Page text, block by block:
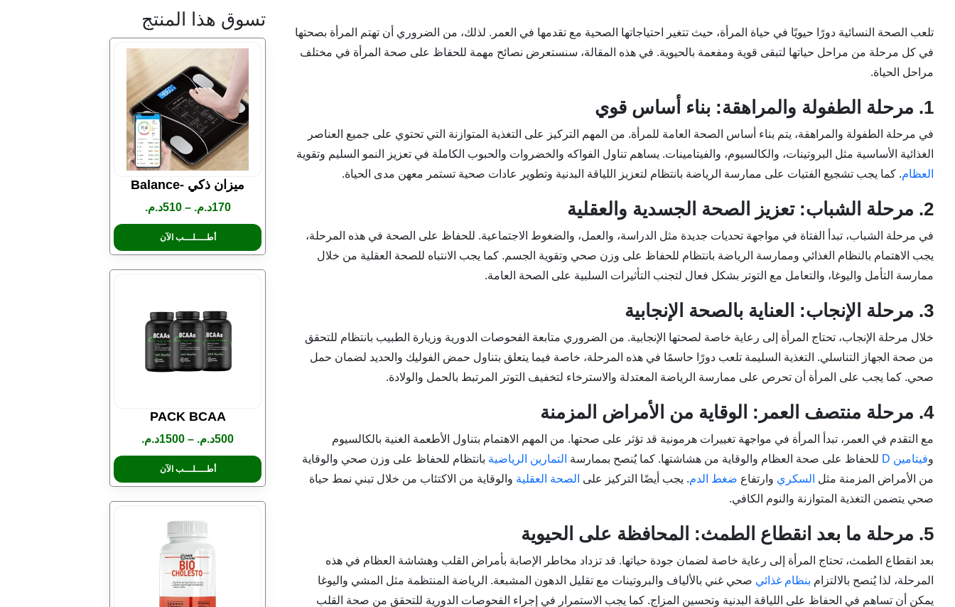
تلعب الصحة النسائية دورًا حيويًا في حياة المرأة، حيث تتغير احتياجاتها الصحية مع تقدمها في العمر. لذلك، من الضروري أن تهتم المرأة بصحتها
في كل مرحلة من مراحل حياتها لتبقى قوية ومفعمة بالحيوية. في هذه المقالة، سنستعرض نصائح مهمة للحفاظ على صحة المرأة في مختلف
مراحل الحياة.
1. مرحلة الطفولة والمراهقة: بناء أساس قوي
في مرحلة الطفولة والمراهقة، يتم بناء أساس الصحة العامة للمرأة. من المهم التركيز على التغذية المتوازنة التي تحتوي على جميع العناصر
الغذائية الأساسية مثل البروتينات، والكالسيوم، والفيتامينات. يساهم تناول الفواكه والخضروات والحبوب الكاملة في تعزيز النمو السليم وتقوية
العظام. كما يجب تشجيع الفتيات على ممارسة الرياضة بانتظام لتعزيز اللياقة البدنية وتطوير عادات صحية تستمر معهن مدى الحياة.
2. مرحلة الشباب: تعزيز الصحة الجسدية والعقلية
في مرحلة الشباب، تبدأ الفتاة في مواجهة تحديات جديدة مثل الدراسة، والعمل، والضغوط الاجتماعية. للحفاظ على الصحة في هذه المرحلة،
يجب الاهتمام بالنظام الغذائي وممارسة الرياضة بانتظام للحفاظ على وزن صحي وتقوية الجسم. كما يجب الانتباه للصحة العقلية من خلال
ممارسة التأمل واليوغا، والتعامل مع التوتر بشكل فعال لتجنب التأثيرات السلبية على الصحة العامة.
3. مرحلة الإنجاب: العناية بالصحة الإنجابية
خلال مرحلة الإنجاب، تحتاج المرأة إلى رعاية خاصة لصحتها الإنجابية. من الضروري متابعة الفحوصات الدورية وزيارة الطبيب بانتظام للتحقق
من صحة الجهاز التناسلي. التغذية السليمة تلعب دورًا حاسمًا في هذه المرحلة، خاصة فيما يتعلق بتناول حمض الفوليك والحديد لضمان حمل
صحي. كما يجب على المرأة أن تحرص على ممارسة الرياضة المعتدلة والاسترخاء لتخفيف التوتر المرتبط بالحمل والولادة.
4. مرحلة منتصف العمر: الوقاية من الأمراض المزمنة
مع التقدم في العمر، تبدأ المرأة في مواجهة تغييرات هرمونية قد تؤثر على صحتها. من المهم الاهتمام بتناول الأطعمة الغنية بالكالسيوم
وفيتامين D للحفاظ على صحة العظام والوقاية من هشاشتها. كما يُنصح بممارسة التمارين الرياضية بانتظام للحفاظ على وزن صحي والوقاية
من الأمراض المزمنة مثل السكري وارتفاع ضغط الدم. يجب أيضًا التركيز على الصحة العقلية والوقاية من الاكتئاب من خلال تبني نمط حياة
صحي يتضمن التغذية المتوازنة والنوم الكافي.
5. مرحلة ما بعد انقطاع الطمث: المحافظة على الحيوية
بعد انقطاع الطمث، تحتاج المرأة إلى رعاية خاصة لضمان جودة حياتها. قد تزداد مخاطر الإصابة بأمراض القلب وهشاشة العظام في هذه
المرحلة، لذا يُنصح بالالتزام بنظام غذائي صحي غني بالألياف والبروتينات مع تقليل الدهون المشبعة. الرياضة المنتظمة مثل المشي واليوغا
يمكن أن تساهم في الحفاظ على اللياقة البدنية وتحسين المزاج. كما يجب الاستمرار في إجراء الفحوصات الدورية للتحقق من صحة القلب
تسوق هذا المنتج
ميزان ذكي -Balance
170د.م. –
510د.م.
أطــــلـــب الآن
PACK BCAA
500د.م. –
1500د.م.
أطــــلـــب الآن